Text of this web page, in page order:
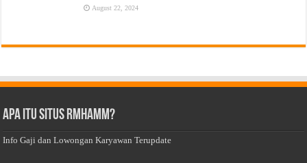
August 22, 2024
Apa Itu Situs Rmhamm?
Info Gaji dan Lowongan Karyawan Terupdate